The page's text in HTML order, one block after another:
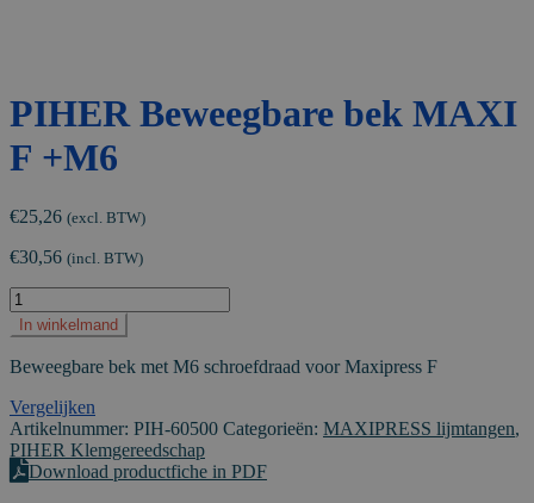
PIHER Beweegbare bek MAXI
F +M6
€25,26 (excl. BTW)
€30,56 (incl. BTW)
PIHER
Beweegbare
bek
MAXI
+M6
aantal
In winkelmand
Beweegbare bek met M6 schroefdraad voor Maxipress F
Vergelijken
Artikelnummer: PIH-60500 Categorieën: MAXIPRESS lijmtangen,
PIHER Klemgereedschap
Download productfiche in PDF